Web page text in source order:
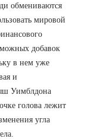
обмениваются
мировой
добавок
в нем уже
и
Уимблдона
голова лежит
угла